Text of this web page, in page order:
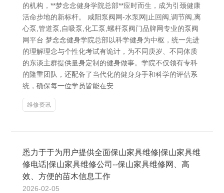
的机构，**梦念念健身学院总部**应时而生，成为引颈健康
活命步地的新标杆。 咸阳泵阀网-水泵网|止回阀,调节阀,离
心泵,管道泵,自吸泵,化工泵,螺杆泵阀门品牌网专业的泵阀
网平台 梦念念健身学院总部以科学健身为中枢，统一先进
的理解理念与个性化考试有诡计，为不同庚岁、不同体质
的东谈主群提供量身定制的健身做事。学院不仅领有专科
的隆重团队，还配备了当代化的健身身手和科学的评估系
统，确保每一位学员皆能在安
维修资讯
悉力于于为用户提供全面保山家具维修|保山家具维
修电话|保山家具维修公司--保山家具维修网、高
效、方便的苗木信息工作
2026-02-05